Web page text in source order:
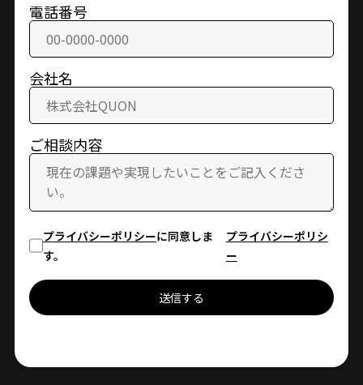
電話番号
会社名
ご相談内容
プライバシーポリシーに同意しま
す。
プライバシーポリシ
ー
送信する